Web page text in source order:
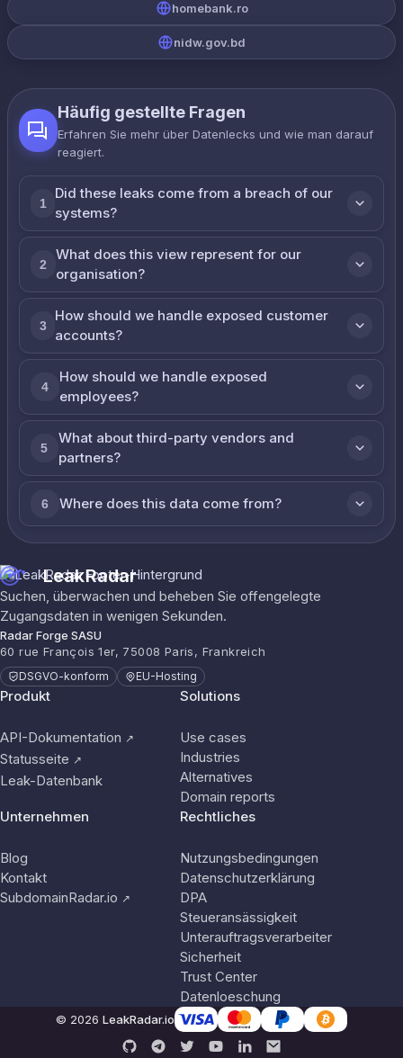
homebank.ro
nidw.gov.bd
Häufig gestellte Fragen
Erfahren Sie mehr über Datenlecks und wie man darauf
reagiert.
1
Did these leaks come from a breach of our
systems?
2
What does this view represent for our
organisation?
3
How should we handle exposed customer
accounts?
4
How should we handle exposed
employees?
5
What about third-party vendors and
partners?
6 Where does this data come from?
LeakRadar
Suchen, überwachen und beheben Sie offengelegte
Zugangsdaten in wenigen Sekunden.
Radar Forge SASU
60 rue François 1er, 75008 Paris, Frankreich
DSGVO-konform EU-Hosting
Produkt
API-Dokumentation ↗
Statusseite ↗
Leak-Datenbank
Solutions
Use cases
Industries
Alternatives
Domain reports
Unternehmen
Blog
Kontakt
SubdomainRadar.io ↗
Rechtliches
Nutzungsbedingungen
Datenschutzerklärung
DPA
Steueransässigkeit
Unterauftragsverarbeiter
Sicherheit
Trust Center
Datenloeschung
© 2026 LeakRadar.io